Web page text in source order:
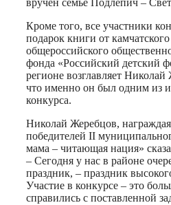
вручён семье Подлепич –
Кроме того, все участники
подарок книги от
общероссийского
фонда «Российский детский
регионе возглавляет
что именно он был одним из
конкурса.
Николай Жеребцов,
победителей II
мама – читающая нация»
– Сегодня у нас в районе
праздник, – праздник
Участие в конкурсе – это
справились с поставленной